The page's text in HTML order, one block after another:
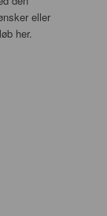
eller
her.